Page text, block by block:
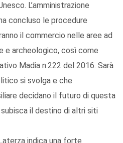
L’amministrazione
concluso le procedure
il commercio nelle aree ad
e archeologico, così come
Madia n.222 del 2016. Sarà
si svolga e che
decidano il futuro di questa
il destino di altri siti
indica una forte